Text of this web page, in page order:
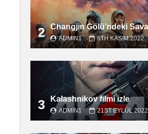
2 ADMIN1 8TH KASIM 2022
3 Kalashnikov filmi izle
ADMIN1 21ST EYLÜL 2022